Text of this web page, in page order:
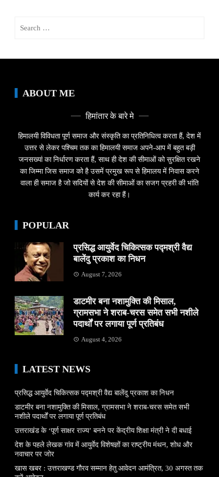
ABOUT ME
हिमांतार के बारे मे
हिमालयी विविधता पूर्ण समाज और संस्कृति का प्रतिनिधित्व करता हैं, देश में
उत्तर से लेकर पश्चिम तक का हिमालयी समाज अपने-आप में बहुत बड़ी
जनसख्यां का निर्धारण करता हैं, साथ ही देश की सीमाओं को सुरक्षित रखने
का जिम्मा जिस समाज को है उसमें प्रमुख रूप से हिमालय में निवास करने
वाला ही समाज है जो सदियों से देश की सीमाओं का सजग प्रहरी की भांति
कार्य कर रहा हैं।
POPULAR
प्रसिद्ध आयुर्वेद चिकित्सक पद्मश्री वैद्य
बालेंदु प्रकाश का निधन
August 7, 2026
डाटमीर बना नशामुक्ति की मिसाल,
ग्रामसभा ने शराब-चरस समेत सभी नशीले
पदार्थों पर लगाया पूर्ण प्रतिबंध
August 4, 2026
LATEST NEWS
प्रसिद्ध आयुर्वेद चिकित्सक पद्मश्री वैद्य बालेंदु प्रकाश का निधन
डाटमीर बना नशामुक्ति की मिसाल, ग्रामसभा ने शराब-चरस समेत सभी
नशीले पदार्थों पर लगाया पूर्ण प्रतिबंध
उत्तराखंड के ‘पूर्ण साक्षर राज्य’ बनने पर केंद्रीय शिक्षा मंत्री ने दी बधाई
देश के पहले लेखक गांव में आयुर्वेद विशेषज्ञों का राष्ट्रीय मंथन, शोध और
नवाचार पर जोर
खास खबर : उत्तराखण्ड गौरव सम्मान हेतु आवेदन आमंत्रित, 30 अगस्त तक